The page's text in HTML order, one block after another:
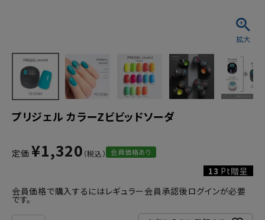
プリジェル カラーZビビッドソーダ
定価 ¥1,320 会員価格あり
13 Pt贈呈
会員価格で購入するにはレギュラー会員承認後ログインが必要
です。